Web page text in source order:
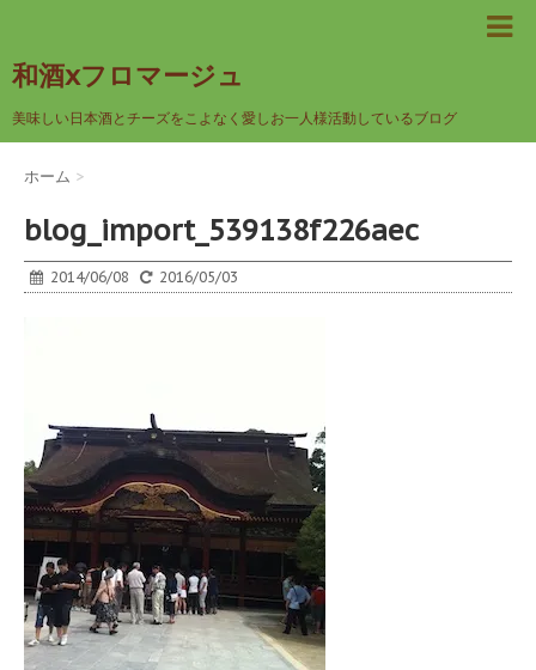
和酒xフロマージュ
美味しい日本酒とチーズをこよなく愛しお一人様活動しているブログ
ホーム >
blog_import_539138f226aec
2014/06/08 2016/05/03